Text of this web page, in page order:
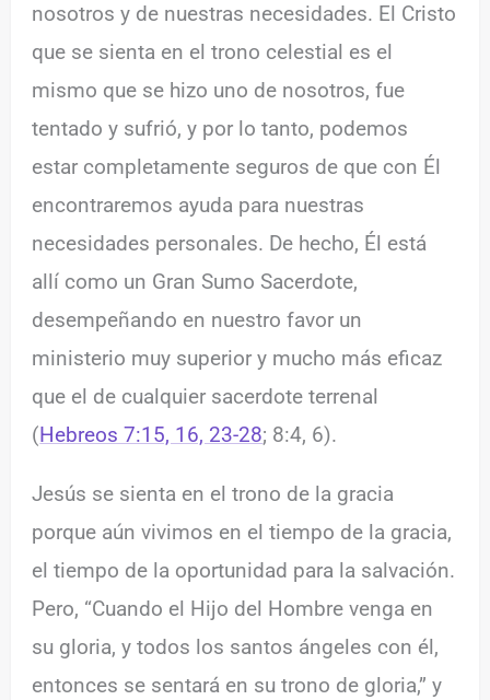
nosotros y de nuestras necesidades. El Cristo
que se sienta en el trono celestial es el
mismo que se hizo uno de nosotros, fue
tentado y sufrió, y por lo tanto, podemos
estar completamente seguros de que con Él
encontraremos ayuda para nuestras
necesidades personales. De hecho, Él está
allí como un Gran Sumo Sacerdote,
desempeñando en nuestro favor un
ministerio muy superior y mucho más eficaz
que el de cualquier sacerdote terrenal
(Hebreos 7:15, 16, 23-28; 8:4, 6).
Jesús se sienta en el trono de la gracia
porque aún vivimos en el tiempo de la gracia,
el tiempo de la oportunidad para la salvación.
Pero, “Cuando el Hijo del Hombre venga en
su gloria, y todos los santos ángeles con él,
entonces se sentará en su trono de gloria,” y